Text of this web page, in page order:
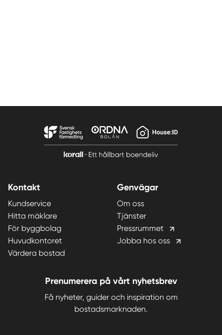
Kontakt
Kundservice
Hitta mäklare
För byggbolag
Huvudkontoret
Värdera bostad
Genvägar
Om oss
Tjänster
Pressrummet
Jobba hos oss
Prenumerera på vårt nyhetsbrev
Få nyheter, guider och inspiration om
bostadsmarknaden.